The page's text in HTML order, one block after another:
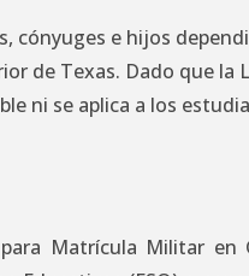
cónyuges e hijos
de Texas. Dado que la
ni se aplica a los
Matrícula Militar en